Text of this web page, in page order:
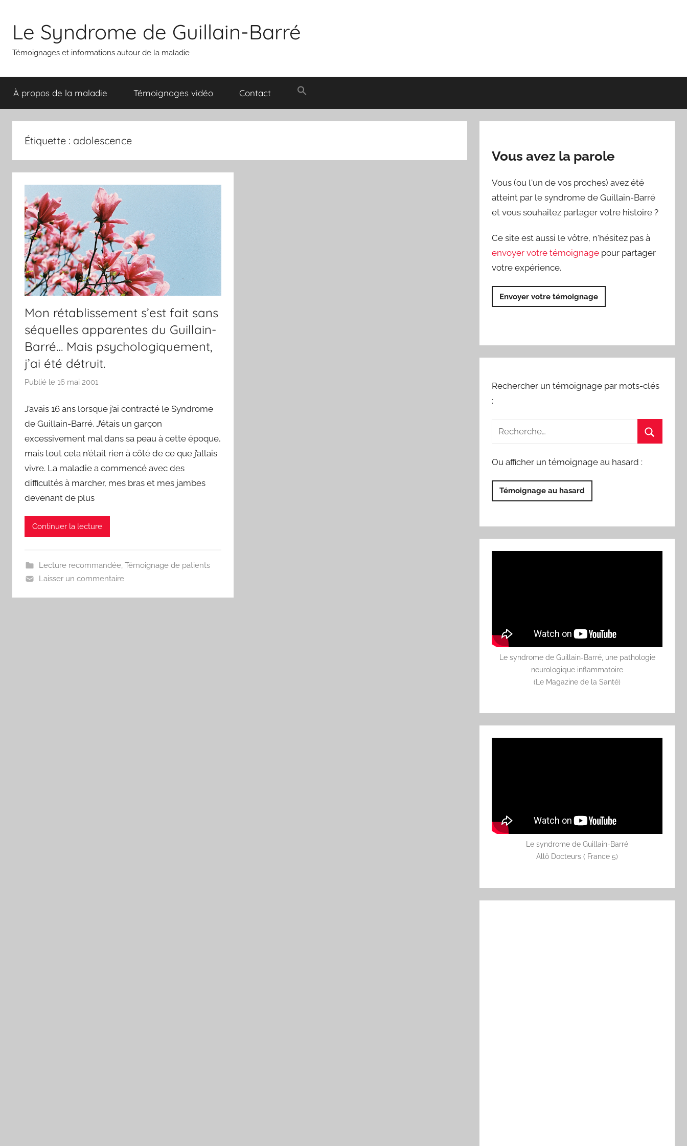
contenu
Le Syndrome de Guillain-Barré
Témoignages et informations autour de la maladie
À propos de la maladie Témoignages vidéo Contact
Étiquette : adolescence
Mon rétablissement s’est fait sans
séquelles apparentes du Guillain-
Barré… Mais psychologiquement,
j’ai été détruit.
Publié le 16 mai 2001
r
F
r
e
J’avais 16 ans lorsque j’ai contracté le Syndrome
de Guillain-Barré. J’étais un garçon
excessivement mal dans sa peau à cette époque,
mais tout cela n’était rien à côté de ce que j’allais
vivre. La maladie a commencé avec des
difficultés à marcher, mes bras et mes jambes
devenant de plus
Continuer la lecture
Lecture recommandée, Témoignage de patients
Laisser un commentaire
Vous avez la parole
Vous (ou l'un de vos proches) avez été
atteint par le syndrome de Guillain-Barré
et vous souhaitez partager votre histoire ?
Ce site est aussi le vôtre, n'hésitez pas à
envoyer votre témoignage pour partager
votre expérience.
Envoyer votre témoignage
Rechercher un témoignage par mots-clés
:
Ou afficher un témoignage au hasard :
Témoignage au hasard
Le syndrome de Guillain-Barré, une pathologie
neurologique inflammatoire
(Le Magazine de la Santé)
Le syndrome de Guillain-Barré
Allô Docteurs ( France 5)